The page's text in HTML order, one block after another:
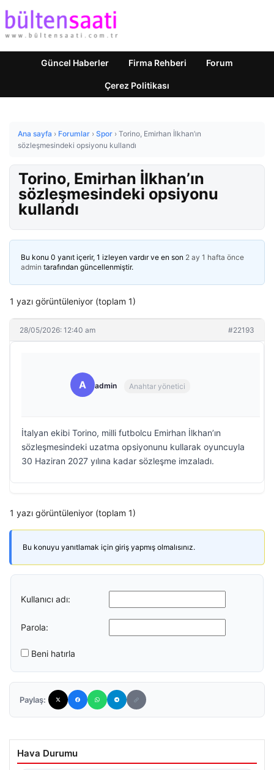
Güncel Haberler Firma Rehberi Forum
Çerez Politikası
Ana sayfa › Forumlar › Spor › Torino, Emirhan İlkhan’ın
sözleşmesindeki opsiyonu kullandı
Torino, Emirhan İlkhan’ın
sözleşmesindeki opsiyonu
kullandı
Bu konu 0 yanıt içerir, 1 izleyen vardır ve en son 2 ay 1 hafta önce
admin tarafından güncellenmiştir.
1 yazı görüntüleniyor (toplam 1)
28/05/2026: 12:40 am #22193
A admin Anahtar yönetici
İtalyan ekibi Torino, milli futbolcu Emirhan İlkhan’ın
sözleşmesindeki uzatma opsiyonunu kullarak oyuncuyla
30 Haziran 2027 yılına kadar sözleşme imzaladı.
1 yazı görüntüleniyor (toplam 1)
Bu konuyu yanıtlamak için giriş yapmış olmalısınız.
Kullanıcı adı:
Parola:
Beni hatırla
Paylaş:
Hava Durumu